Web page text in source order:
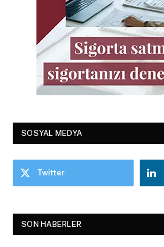
SOSYAL MEDYA
Twitter
SON HABERLER